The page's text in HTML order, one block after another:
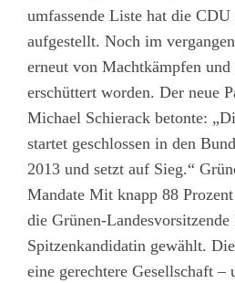
umfassende Liste hat die CDU
aufgestellt. Noch im
erneut von Machtkämpfen und
erschüttert worden. Der neue
Michael Schierack betonte:
startet geschlossen in den
2013 und setzt auf Sieg.“
Mandate Mit knapp 88
die Grünen-Landesvorsitzende
Spitzenkandidatin gewählt.
eine gerechtere Gesellschaft